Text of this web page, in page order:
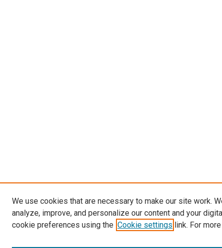
We use cookies that are necessary to make our site work.
analyze, improve, and personalize our content and your
cookie preferences using the Cookie settings link. For